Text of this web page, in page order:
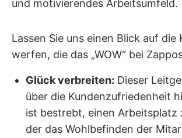
und motivierendes Arbeitsumfeld.
Lassen Sie uns einen Blick auf die
werfen, die das „WOW“ bei
Glück verbreiten: Dieser
über die Kundenzufriedenheit
ist bestrebt, einen Arbeitsplatz
der das Wohlbefinden der